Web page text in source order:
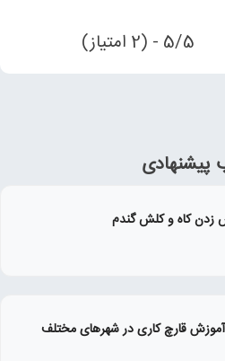
5/5 - (2 امتیاز)
پیشنهادی
زدن کاه و کلش گندم
آموزش قارچ کاری در شهرهای مختلف